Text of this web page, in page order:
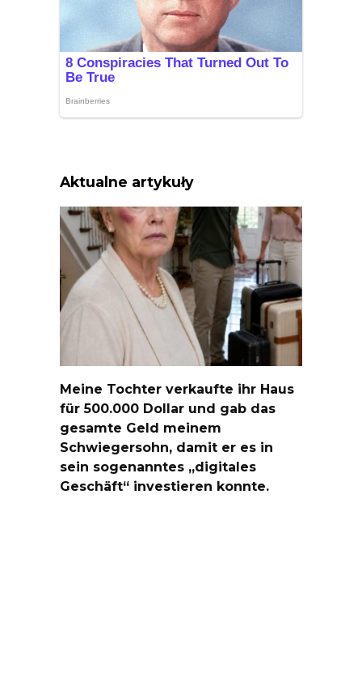
Aktualne artykuły
Meine Tochter verkaufte ihr Haus
für 500.000 Dollar und gab das
gesamte Geld meinem
Schwiegersohn, damit er es in
sein sogenanntes „digitales
Geschäft“ investieren konnte.